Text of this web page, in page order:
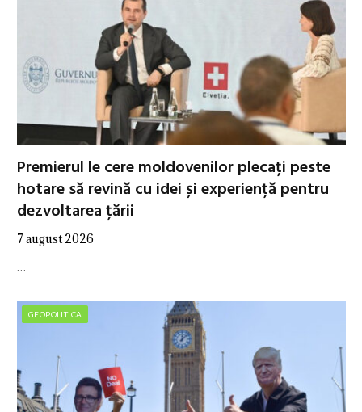
Premierul le cere moldovenilor plecați peste
hotare să revină cu idei și experiență pentru
dezvoltarea țării
7 august 2026
…
GEOPOLITICA